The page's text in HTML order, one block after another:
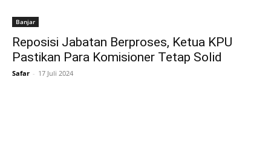
Banjar
Reposisi Jabatan Berproses, Ketua KPU
Pastikan Para Komisioner Tetap Solid
Safar - 17 Juli 2024